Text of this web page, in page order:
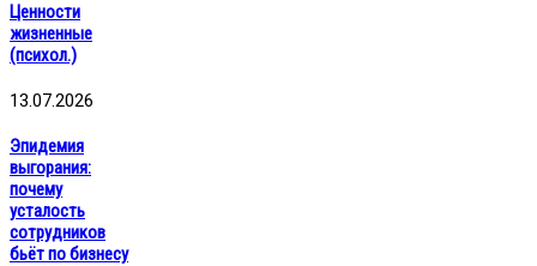
Ценности
жизненные
(психол.)
13.07.2026
Эпидемия
выгорания:
почему
усталость
сотрудников
бьёт по бизнесу